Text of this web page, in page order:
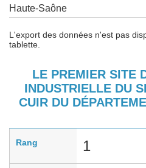
Haute-Saône
L'export des données n'est pas
tablette.
LE PREMIER SITE
INDUSTRIELLE DU
CUIR DU
Rang 1